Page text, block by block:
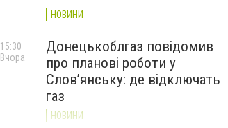
НОВИНИ
Донецькоблгаз повідомив
про планові роботи у
Слов’янську: де відключать
газ
НОВИНИ
15:30
Вчора